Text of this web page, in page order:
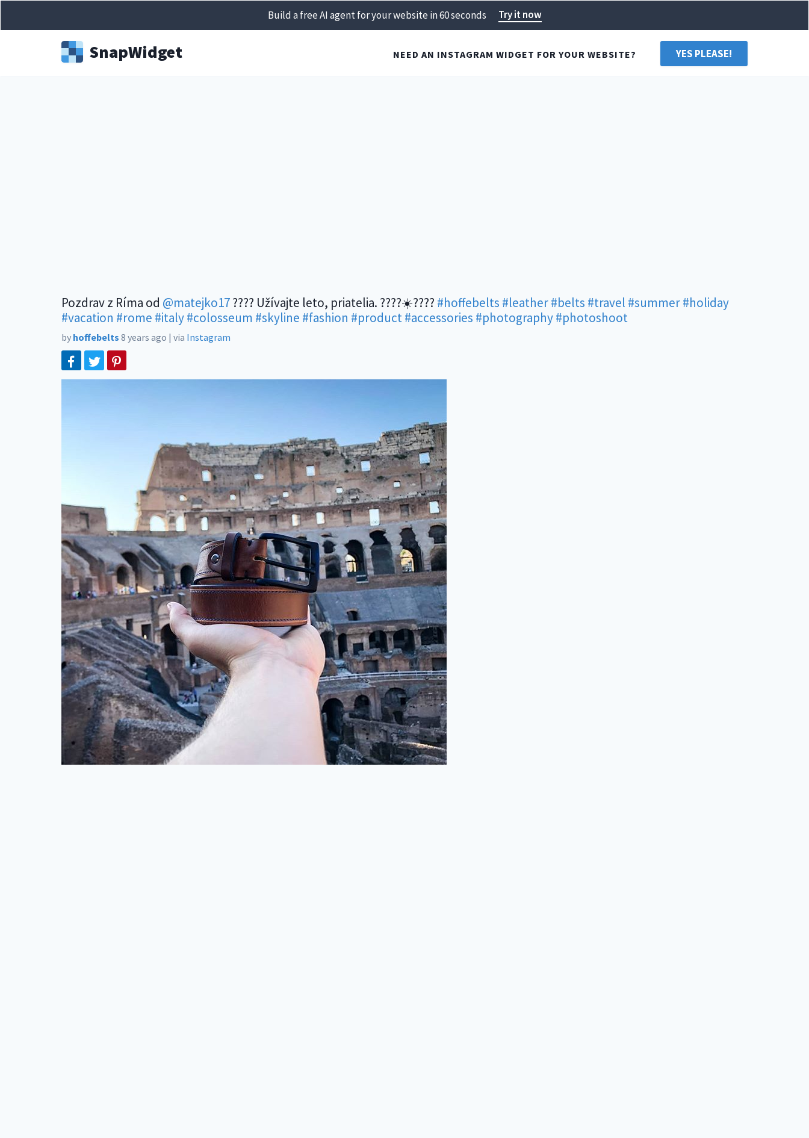
Build a free AI agent for your website in 60 seconds Try it now
SnapWidget NEED AN INSTAGRAM WIDGET FOR YOUR WEBSITE? YES PLEASE!
Pozdrav z Ríma od @matejko17???? Užívajte leto, priatelia. ????☀️???? #hoffebelts #leather#belts #travel #summer#holiday
#vacation #rome #italy#colosseum #skyline #fashion #product#accessories #photography#photoshoot
by hoffebelts 8 years ago | via Instagram